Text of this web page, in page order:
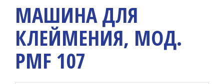
МАШИНА ДЛЯ
КЛЕЙМЕНИЯ, МОД.
PMF 107